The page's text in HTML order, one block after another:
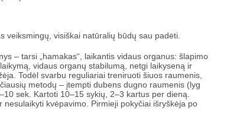
veiksmingų, visiškai natūralių būdų sau padėti.
– tarsi „hamakas“, laikantis vidaus organus: šlapimo
vidaus organų stabilumą, netgi laikyseną ir
Todėl svarbu reguliariai treniruoti šiuos raumenis,
metodų – įtempti dubens dugno raumenis (lyg
sek. Kartoti 10–15 sykių, 2–3 kartus per dieną.
kvėpavimo. Pirmieji pokyčiai išryškėja po